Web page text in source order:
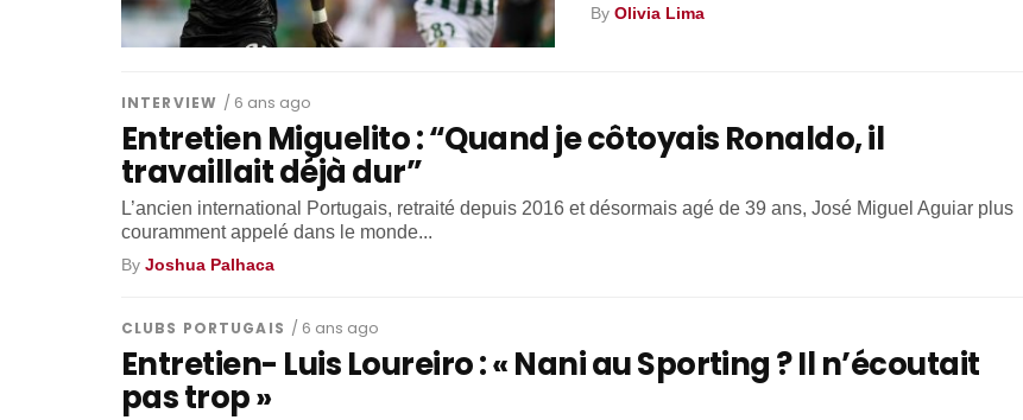
ByOlivia Lima
INTERVIEW / 6 ans ago
Entretien Miguelito : “Quand je côtoyais Ronaldo, il
travaillait déjà dur”
L’ancien international Portugais, retraité depuis 2016 et désormais agé de 39 ans, José Miguel Aguiar plus
couramment appelé dans le monde...
By Joshua Palhaca
CLUBS PORTUGAIS / 6 ans ago
Entretien- Luis Loureiro : « Nani au Sporting ? Il n’écoutait
pas trop »